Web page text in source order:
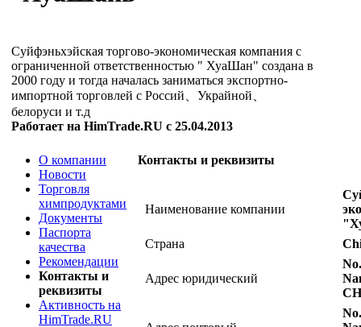
Суйфэньхэйская торгово-экономическая компания с
ограниченной ответственностью " ХуаШан" создана в
2000 году и тогда началась заниматься экспортно-
импортной торговлей с Россий、Украйной、
белоруси и т.д
Работает на HimTrade.RU с 25.04.2013
О компании
Новости
Торговля
химпродуктами
Документы
Паспорта
качества
Рекомендации
Контакты и
реквизиты
Активность на
HimTrade.RU
Контакты и реквизиты
Наименование компании
Страна
Адрес юридический